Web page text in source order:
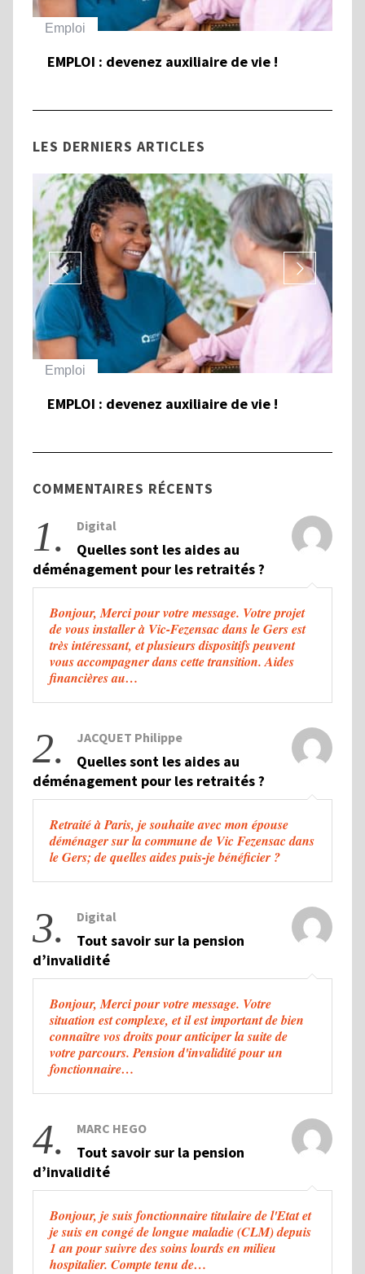
Emploi
EMPLOI : devenez auxiliaire de vie !
LES DERNIERS ARTICLES
Emploi
EMPLOI : devenez auxiliaire de vie !
COMMENTAIRES RÉCENTS
1. Digital
Quelles sont les aides au
déménagement pour les retraités ?
Bonjour, Merci pour votre message. Votre projet
de vous installer à Vic-Fezensac dans le Gers est
très intéressant, et plusieurs dispositifs peuvent
vous accompagner dans cette transition. Aides
financières au…
2. JACQUET Philippe
Quelles sont les aides au
déménagement pour les retraités ?
Retraité à Paris, je souhaite avec mon épouse
déménager sur la commune de Vic Fezensac dans
le Gers; de quelles aides puis-je bénéficier ?
3. Digital
Tout savoir sur la pension
d’invalidité
Bonjour, Merci pour votre message. Votre
situation est complexe, et il est important de bien
connaître vos droits pour anticiper la suite de
votre parcours. Pension d'invalidité pour un
fonctionnaire…
4. MARC HEGO
Tout savoir sur la pension
d’invalidité
Bonjour, je suis fonctionnaire titulaire de l'Etat et
je suis en congé de longue maladie (CLM) depuis
1 an pour suivre des soins lourds en milieu
hospitalier. Compte tenu de…